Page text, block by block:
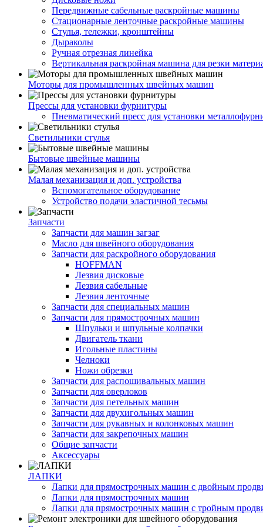
Передвижные сабельные раскройные машины
Стационарные ленточные раскройные машины
Стулья, тележки, кронштейны
Дыраколы
Ручная отрезная линейка
Вертикальная раскройная машина для резки
Моторы для промышленных швейных машин
Прессы для установки фурнитуры
Пневматический пресс для установки
Светильники стулья
Бытовые швейные машины
Малая механизация и доп. устройства
Вспомогательное оборудование
Устройство подачи эластичной тесьмы
Запчасти
Запчасти для машин загзаг
Масло для швейного оборудования
Запчасти для раскройного оборудования
HOFFMAN
Лезвия дисковые
Лезвия сабельные
Лезвия ленточные
Запчасти для специальных машин
Запчасти для прямострочных машин
Шпульки и шпульные колпачки
Двигатель ткани
Игольные пластины
Челноки
Ножи обрезки
Запчасти для распошивальных машин
Запчасти для оверлоков
Запчасти для петельных машин
Запчасти для двухигольных машин
Запчасти для рукавных и колонковых машин
Запчасти для закрепочных машин
Общие запчасти
Аксессуары
ЛАПКИ
Лапки для прямострочных машин с двойным
Лапки для прямострочных машин
Лапки для прямострочных машин с тройным